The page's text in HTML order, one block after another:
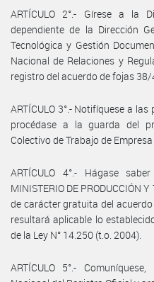
ARTÍCULO 2°.- Gírese a la
dependiente de la Dirección
Tecnológica y Gestión
Nacional de Relaciones y
registro del acuerdo de fojas 38/
ARTÍCULO 3°.- Notifíquese a
procédase a la guarda del
Colectivo de Trabajo de Empresa
ARTÍCULO 4°.- Hágase
MINISTERIO DE PRODUCCIÓN
de carácter gratuita del
resultará aplicable lo
de la Ley N° 14.250 (t.o. 2004).
ARTÍCULO 5°.-